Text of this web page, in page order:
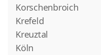
Korschenbroich
Krefeld
Kreuztal
Köln